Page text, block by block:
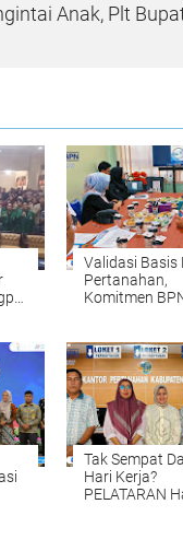
Anak, Plt
Validasi Basis
Pertanahan,
Komitmen
yang Tepat
Akurat Halo
Tak Sempat
Hari Kerja?
PELATARAN